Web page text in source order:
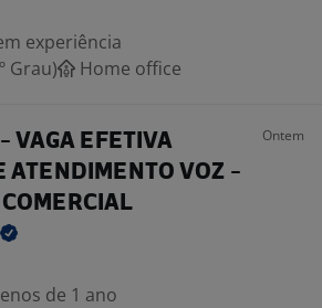
experiência
Grau)
Home office
VAGA EFETIVA
ATENDIMENTO VOZ -
Ontem
de 1 ano